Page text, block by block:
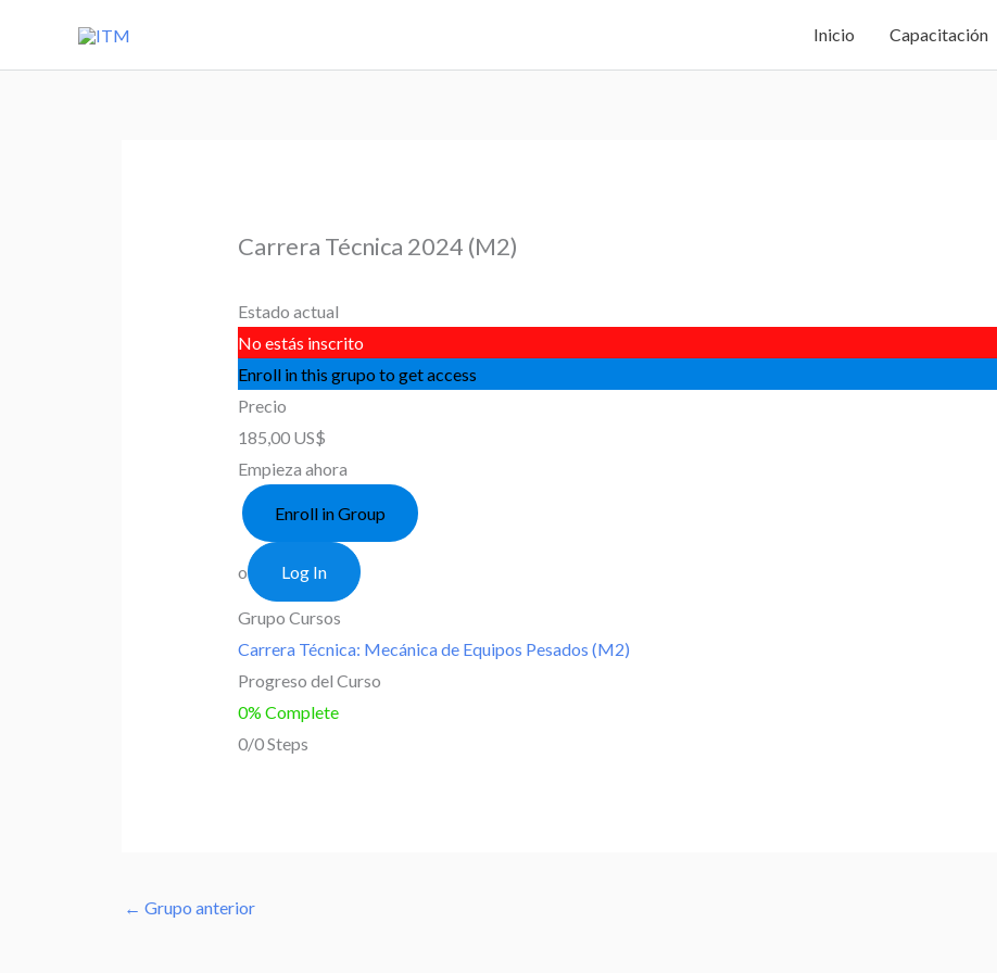
contenido
Inicio Capacitación
Carrera Técnica 2024 (M2)
Estado actual
No estás inscrito
Enroll in this grupo to get access
Precio
185,00 US$
Empieza ahora
Enroll in Group
o Log In
Grupo Cursos
Carrera Técnica: Mecánica de Equipos Pesados (M2)
Progreso del Curso
0% Complete
0/0 Steps
← Grupo anterior